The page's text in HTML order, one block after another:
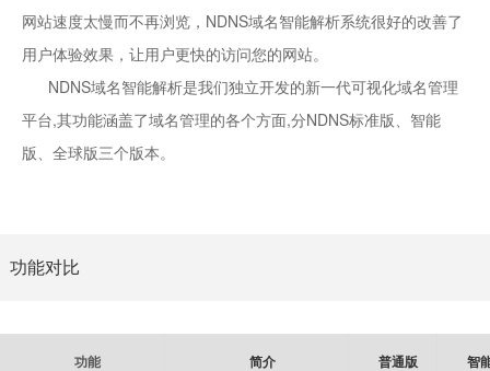
网站速度太慢而不再浏览，NDNS域名智能解析系统很好的改善了
用户体验效果，让用户更快的访问您的网站。
NDNS域名智能解析是我们独立开发的新一代可视化域名管理
平台,其功能涵盖了域名管理的各个方面,分NDNS标准版、智能
版、全球版三个版本。
功能对比
功能 简介 普通版 智